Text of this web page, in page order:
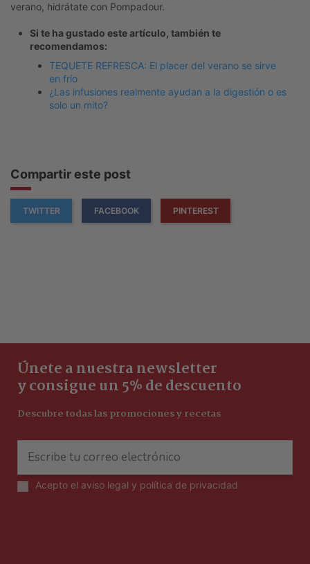
verano, hidrátate con Pompadour.
Si te ha gustado este artículo, también te
recomendamos:
TEQUETE REFRESCA: El placer del verano se sirve
en frío
¿Las infusiones realmente ayudan a la digestión o es
solo un mito?
Compartir este post
TWITTER FACEBOOK PINTEREST
Únete a nuestra newsletter
y consigue un 5% de descuento
Descubre todas las promociones y recetas
Acepto el aviso legal y política de privacidad